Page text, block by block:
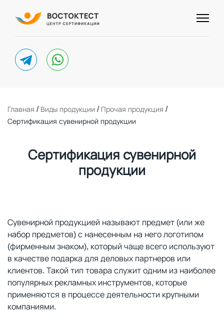
telegram whatsapp
Главная / Виды продукции / Прочая продукция /
Сертификация сувенирной продукции
Сертификация сувенирной
продукции
Сувенирной продукцией называют предмет (или же
набор предметов) с нанесенным на него логотипом
(фирменным знаком), который чаще всего используют
в качестве подарка для деловых партнеров или
клиентов. Такой тип товара служит одним из наиболее
популярных рекламных инструментов, которые
применяются в процессе деятельности крупными
компаниями.